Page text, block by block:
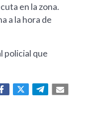
en la zona.
a la hora de
policial que